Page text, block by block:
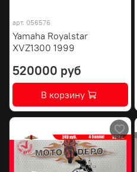
арт. 056576
Yamaha Royalstar
XVZ1300 1999
520000 руб
В корзину